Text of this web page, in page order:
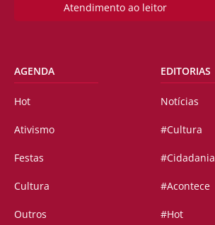
Atendimento ao leitor
AGENDA
Hot
Ativismo
Festas
Cultura
Outros
EDITORIAS
Notícias
#Cultura
#Cidadania
#Acontece
#Hot